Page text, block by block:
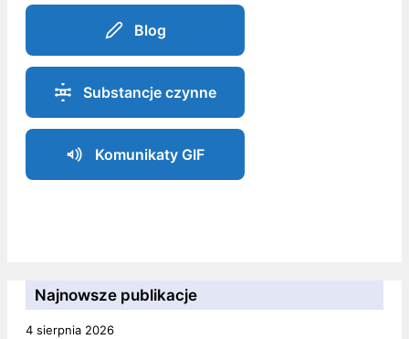
Blog
Substancje czynne
Komunikaty GIF
Najnowsze publikacje
4 sierpnia 2026